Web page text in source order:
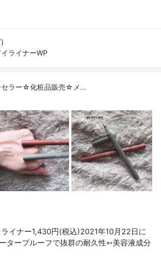
ライナーWP
セラー☆化粧品販売☆メ…
イナー1,430円(税込)⁡2021年10月22日に
タープルーフで抜群の耐久性➳美容液成分